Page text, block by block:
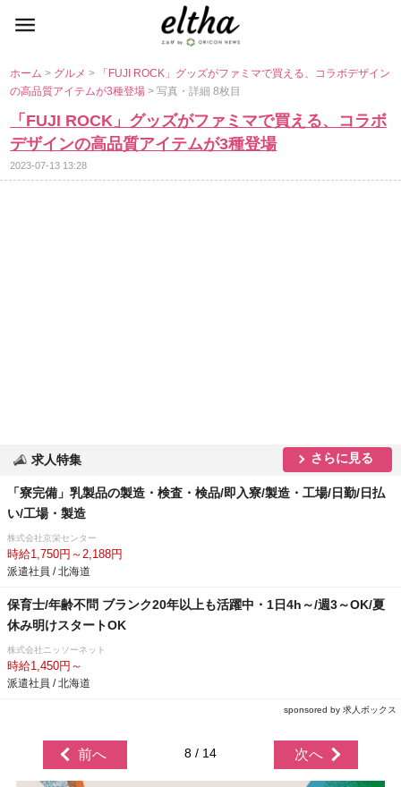
ホーム> グルメ>
「FUJI ROCK」グッズがファミマで買える、コラボデザイン
の高品質アイテムが3種登場> 写真・詳細 8枚目
「FUJI ROCK」グッズがファミマで買える、コラボ
デザインの高品質アイテムが3種登場
2023-07-13 13:28
求人特集 さらに見る
「寮完備」乳製品の製造・検査・検品/即入寮/製造・工場/日勤/日払
い/工場・製造
株式会社京栄センター
時給1,750円～2,188円
派遣社員 / 北海道
保育士/年齢不問 ブランク20年以上も活躍中・1日4h～/週3～OK/夏
休み明けスタートOK
株式会社ニッソーネット
時給1,450円～
派遣社員 / 北海道
sponsored by 求人ボックス
前へ 8 / 14 次へ